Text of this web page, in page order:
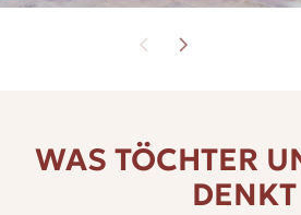
WAS TÖCHTER
DENKT